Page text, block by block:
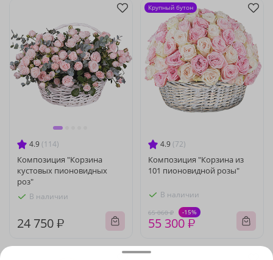
4.9 (114)
Композиция "Корзина
кустовых пионовидных
роз"
В наличии
24 750 ₽
4.9 (72)
Композиция "Корзина из
101 пионовидной розы"
В наличии
65 060 ₽ -15%
55 300 ₽
Крупный бутон